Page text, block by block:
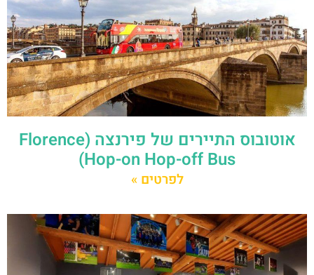
אוטובוס התיירים של פירנצה (Florence
Hop-on Hop-off Bus)
לפרטים »